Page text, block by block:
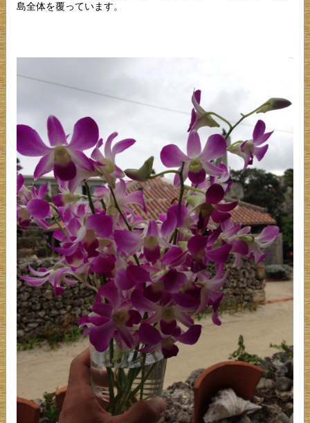
島全体を覆っています。